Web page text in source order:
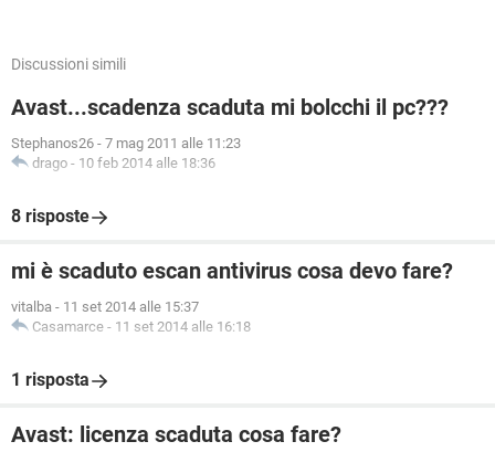
Discussioni simili
Avast...scadenza scaduta mi bolcchi il pc???
Stephanos26 - 7 mag 2011 alle 11:23
drago - 10 feb 2014 alle 18:36
8 risposte
mi è scaduto escan antivirus cosa devo fare?
vitalba - 11 set 2014 alle 15:37
Casamarce - 11 set 2014 alle 16:18
1 risposta
Avast: licenza scaduta cosa fare?